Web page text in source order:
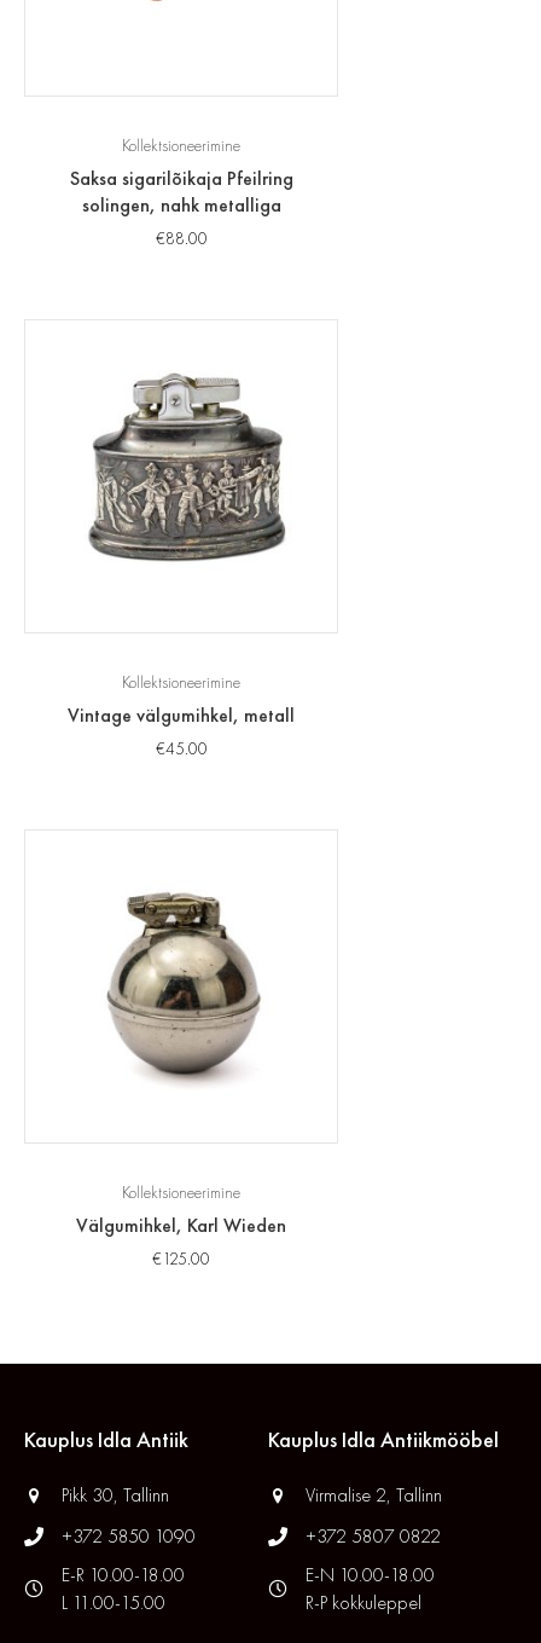
Kollektsioneerimine
Saksa sigarilõikaja Pfeilring
solingen, nahk metalliga
€88.00
Kollektsioneerimine
Vintage välgumihkel, metall
€45.00
Kollektsioneerimine
Välgumihkel, Karl Wieden
€125.00
Kauplus Idla Antiik
Pikk 30, Tallinn
+372 5850 1090
E-R 10.00-18.00
L 11.00-15.00
Kauplus Idla Antiikmööbel
Virmalise 2, Tallinn
+372 5807 0822
E-N 10.00-18.00
R-P kokkuleppel